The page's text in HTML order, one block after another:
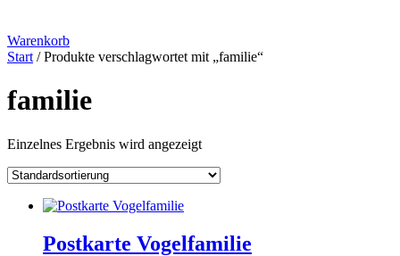
Warenkorb
Start / Produkte verschlagwortet mit „familie“
familie
Einzelnes Ergebnis wird angezeigt
Postkarte Vogelfamilie